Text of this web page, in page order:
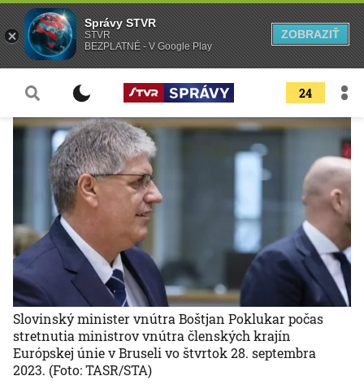
24
Slovinský minister vnútra Boštjan Poklukar počas
stretnutia ministrov vnútra členských krajín
Európskej únie v Bruseli vo štvrtok 28. septembra
2023. (Foto: TASR/STA)
Správy STVR
STVR
BEZPLATNÉ - V Google Play
ZOBRAZIŤ